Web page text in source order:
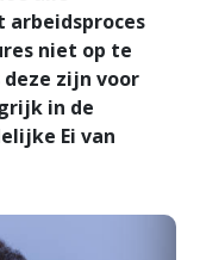
arbeidsproces
niet op te
zijn voor
in de
Ei van